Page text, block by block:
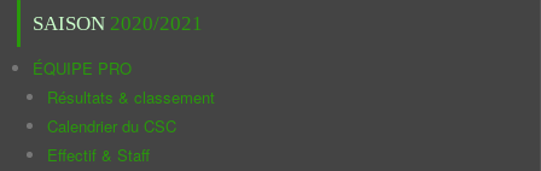
SAISON 2020/2021
ÉQUIPE PRO
Résultats & classement
Calendrier du CSC
Effectif & Staff